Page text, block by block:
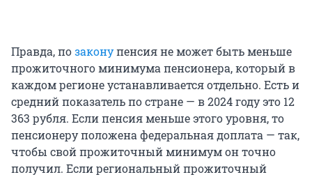
Правда, позаконупенсия не может быть меньше
прожиточного минимума пенсионера, который в
каждом регионе устанавливается отдельно. Есть и
средний показатель по стране — в 2024 году это 12
363 рубля. Если пенсия меньше этого уровня, то
пенсионеру положена федеральная доплата — так,
чтобы свой прожиточный минимум он точно
получил. Если региональный прожиточный